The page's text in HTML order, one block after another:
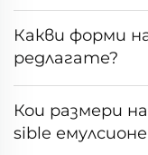
Какви форми
редлагате?
Кои размери
sible